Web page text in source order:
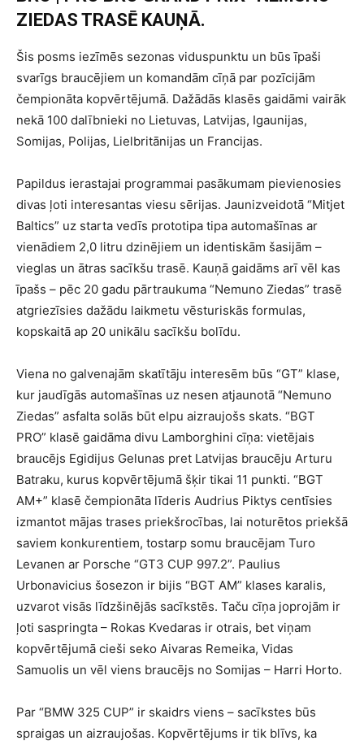
ZIEDAS TRASĒ KAUŅĀ.
Šis posms iezīmēs sezonas viduspunktu un būs īpaši
svarīgs braucējiem un komandām cīņā par pozīcijām
čempionāta kopvērtējumā. Dažādās klasēs gaidāmi vairāk
nekā 100 dalībnieki no Lietuvas, Latvijas, Igaunijas,
Somijas, Polijas, Lielbritānijas un Francijas.
Papildus ierastajai programmai pasākumam pievienosies
divas ļoti interesantas viesu sērijas. Jaunizveidotā “Mitjet
Baltics” uz starta vedīs prototipa tipa automašīnas ar
vienādiem 2,0 litru dzinējiem un identiskām šasijām –
vieglas un ātras sacīkšu trasē. Kauņā gaidāms arī vēl kas
īpašs – pēc 20 gadu pārtraukuma “Nemuno Ziedas” trasē
atgriezīsies dažādu laikmetu vēsturiskās formulas,
kopskaitā ap 20 unikālu sacīkšu bolīdu.
Viena no galvenajām skatītāju interesēm būs “GT” klase,
kur jaudīgās automašīnas uz nesen atjaunotā “Nemuno
Ziedas” asfalta solās būt elpu aizraujošs skats. “BGT
PRO” klasē gaidāma divu Lamborghini cīņa: vietējais
braucējs Egidijus Gelunas pret Latvijas braucēju Arturu
Batraku, kurus kopvērtējumā šķir tikai 11 punkti. “BGT
AM+” klasē čempionāta līderis Audrius Piktys centīsies
izmantot mājas trases priekšrocības, lai noturētos priekšā
saviem konkurentiem, tostarp somu braucējam Turo
Levanen ar Porsche “GT3 CUP 997.2”. Paulius
Urbonavicius šosezon ir bijis “BGT AM” klases karalis,
uzvarot visās līdzšinējās sacīkstēs. Taču cīņa joprojām ir
ļoti saspringta – Rokas Kvedaras ir otrais, bet viņam
kopvērtējumā cieši seko Aivaras Remeika, Vidas
Samuolis un vēl viens braucējs no Somijas – Harri Horto.
Par “BMW 325 CUP” ir skaidrs viens – sacīkstes būs
spraigas un aizraujošas. Kopvērtējums ir tik blīvs, ka